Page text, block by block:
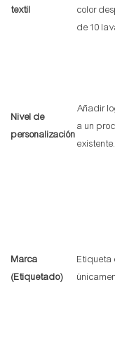
textil
color
de 10
Nivel de
personalización
Añadir
a un
existente.
Marca
(Etiquetado)
Etiqueta